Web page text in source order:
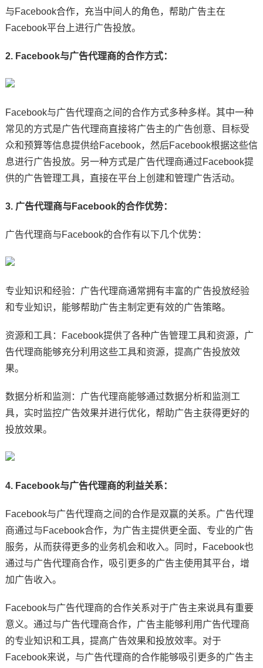
与Facebook合作，充当中间人的角色，帮助广告主在
Facebook平台上进行广告投放。
2. Facebook与广告代理商的合作方式：
Facebook与广告代理商之间的合作方式多种多样。其中一种
常见的方式是广告代理商直接将广告主的广告创意、目标受
众和预算等信息提供给Facebook，然后Facebook根据这些信
息进行广告投放。另一种方式是广告代理商通过Facebook提
供的广告管理工具，直接在平台上创建和管理广告活动。
3. 广告代理商与Facebook的合作优势：
广告代理商与Facebook的合作有以下几个优势：
专业知识和经验：广告代理商通常拥有丰富的广告投放经验
和专业知识，能够帮助广告主制定更有效的广告策略。
资源和工具：Facebook提供了各种广告管理工具和资源，广
告代理商能够充分利用这些工具和资源，提高广告投放效
果。
数据分析和监测：广告代理商能够通过数据分析和监测工
具，实时监控广告效果并进行优化，帮助广告主获得更好的
投放效果。
4. Facebook与广告代理商的利益关系：
Facebook与广告代理商之间的合作是双赢的关系。广告代理
商通过与Facebook合作，为广告主提供更全面、专业的广告
服务，从而获得更多的业务机会和收入。同时，Facebook也
通过与广告代理商合作，吸引更多的广告主使用其平台，增
加广告收入。
Facebook与广告代理商的合作关系对于广告主来说具有重要
意义。通过与广告代理商合作，广告主能够利用广告代理商
的专业知识和工具，提高广告效果和投放效率。对于
Facebook来说，与广告代理商的合作能够吸引更多的广告主